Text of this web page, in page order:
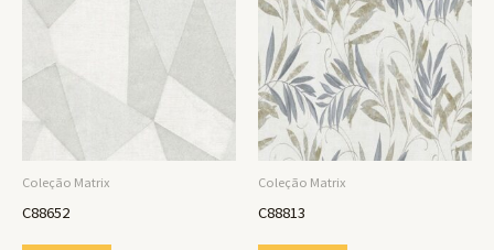
Coleção Matrix
C88652
Coleção Matrix
C88813